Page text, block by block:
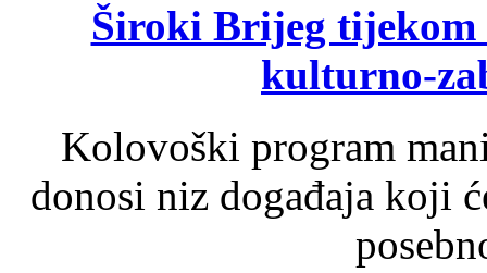
Široki Brijeg tijekom
kulturno-
Kolovoški program
donosi niz događaja koji